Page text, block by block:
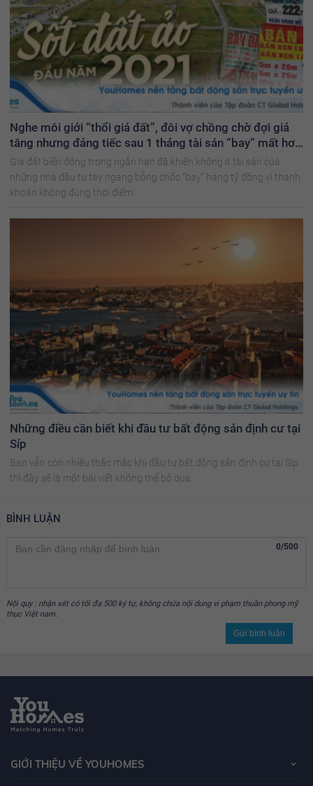
Nghe môi giới “thổi giá đất”, đôi vợ chồng chờ đợi giá
tăng nhưng đáng tiếc sau 1 tháng tài sản “bay” mất hơn
2 tỷ
Giá đất biến động trong ngắn hạn đã khiến không ít tài sản của
những nhà đầu tư tay ngang bỗng chốc “bay” hàng tỷ đồng vì thanh
khoản không đúng thời điểm.
Những điều cần biết khi đầu tư bất động sản định cư tại
Síp
Bạn vẫn còn nhiều thắc mắc khi đầu tư bất động sản định cư tại Síp
thì đây sẽ là một bài viết không thể bỏ qua.
BÌNH LUẬN
0/500
Nội quy : nhận xét có tối đa 500 ký tự, không chứa nội dung vi phạm thuần phong mỹ
thục Việt nam.
Gửi bình luận
GIỚI THIỆU VỀ YOUHOMES